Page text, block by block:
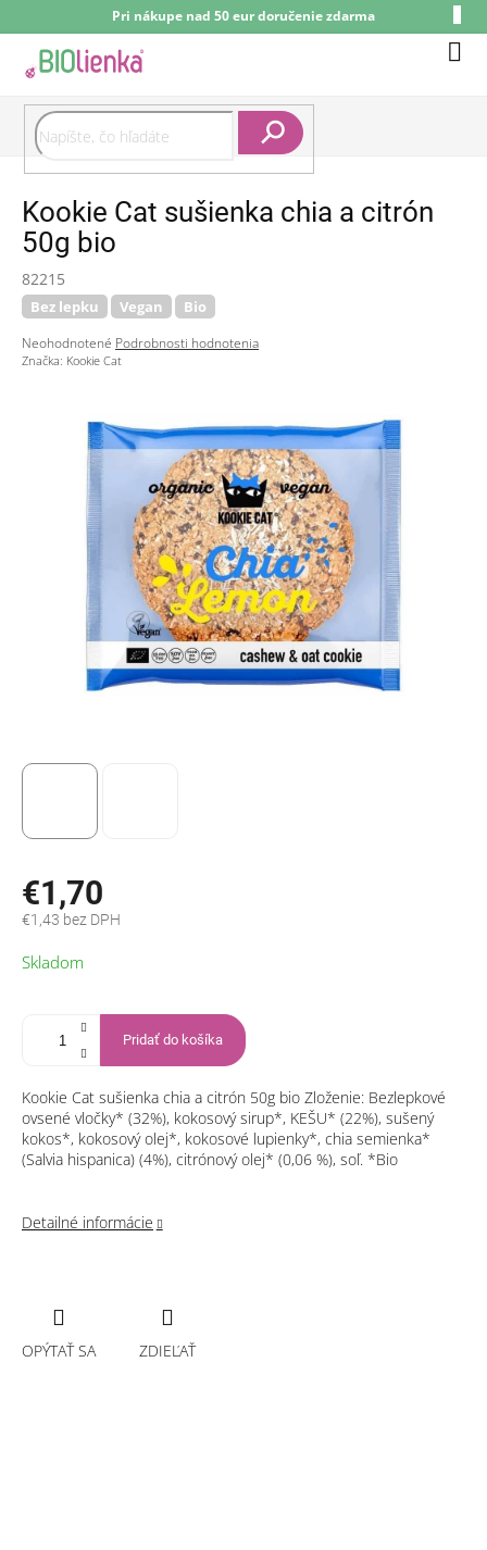
na
obsah
Pri nákupe nad 50 eur doručenie zdarma
Kookie Cat sušienka chia a citrón
50g bio
82215
Bez lepku Vegan Bio
Priemerné
hodnotenie
Neohodnotené Podrobnosti hodnotenia
Značka: Kookie Cat
€1,70
€1,43 bez DPH
cena:
Skladom
Pridať do košíka
Kookie Cat sušienka chia a citrón 50g bio Zloženie: Bezlepkové
ovsené vločky* (32%), kokosový sirup*, KEŠU* (22%), sušený
kokos*, kokosový olej*, kokosové lupienky*, chia semienka*
(Salvia hispanica) (4%), citrónový olej* (0,06 %), soľ. *Bio
Detailné informácie
OPÝTAŤ SA ZDIEĽAŤ